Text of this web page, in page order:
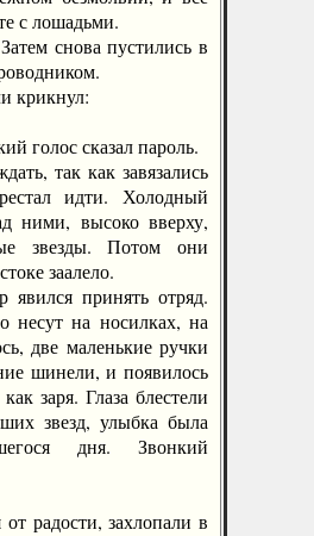
с лошадьми.
снова пустились в
крикнул:
голос сказал пароль.
так как завязались
идти. Холодный
ними, высоко вверху,
звезды. Потом они
заалело.
принять отряд.
несут на носилках, на
две маленькие ручки
шинели, и появилось
заря. Глаза блестели
звезд, улыбка была
дня. Звонкий
радости, захлопали в